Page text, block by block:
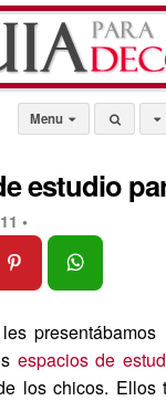
Menu
estudio
•
espacios de
los chicos. Ellos